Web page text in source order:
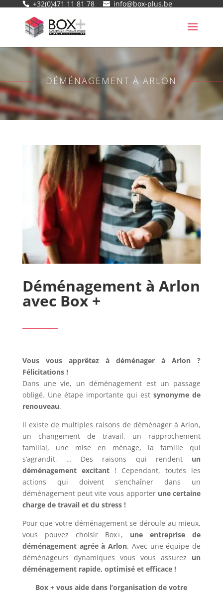
+32(0)471 11 81 78 info@box-plus.be
DÉMÉNAGEMENT À ARLON
Déménagement à Arlon
avec Box +
Vous vous apprêtez à déménager à Arlon ?
Félicitations !
Dans une vie, un déménagement est un passage
obligé. Une étape importante qui estsynonyme de
renouveau.
Il existe de multiples raisons de déménager à Arlon,
un changement de travail, un rapprochement
familial, une mise en ménage, la famille qui
s’agrandit, … Des raisons qui rendent un
déménagement excitant! Cependant, toutes les
actions qui doivent s’enchaîner dans un
déménagement peut vite vous apporter une certaine
charge de travail et du stress !
Pour que votre déménagement se déroule au mieux,
vous pouvez choisir Box+, une entreprise de
déménagement agrée à Arlon. Avec une équipe de
déménageurs dynamiques vous vous assurez un
déménagement rapide, optimisé et efficace !
Box + vous aide dans l’organisation de votre